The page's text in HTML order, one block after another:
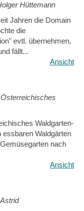
Hüttemann
Jahren die Domain
die
evtl. übernehmen,
fällt...
Ansicht
Waldgarten-
essbaren Waldgärten
nach
Ansicht